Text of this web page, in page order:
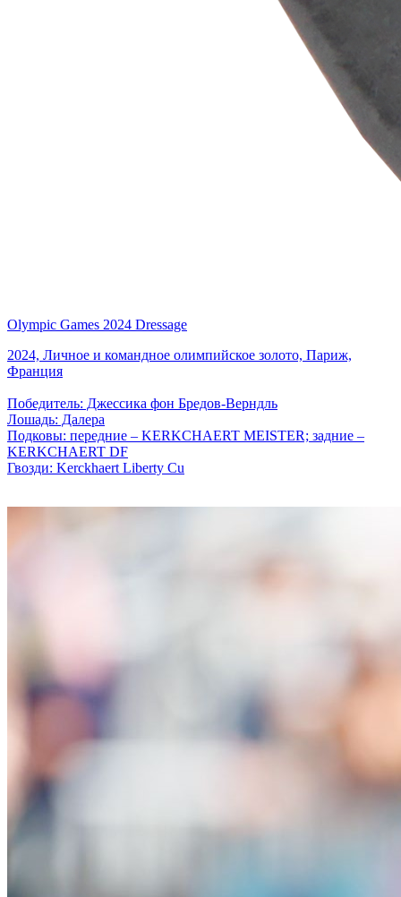
Olympic Games 2024 Dressage
2024, Личное и командное олимпийское золото, Париж,
Франция
Победитель: Джессика фон Бредов-Верндль
Лошадь: Далера
Подковы: передние – KERKCHAERT MEISTER; задние –
KERKCHAERT DF
Гвозди: Kerckhaert Liberty Cu